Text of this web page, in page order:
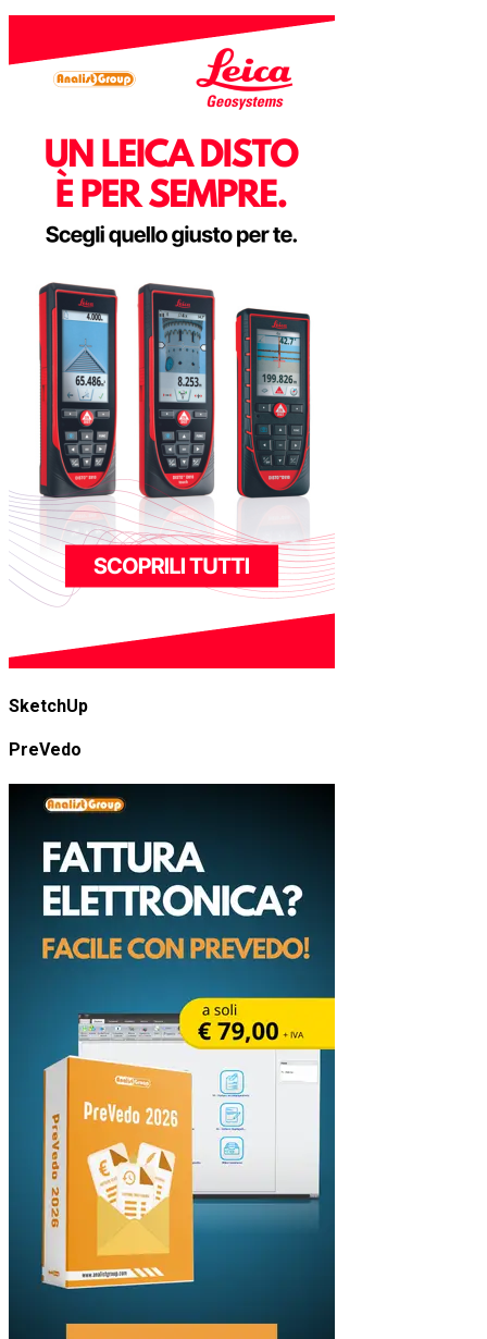
SketchUp
PreVedo